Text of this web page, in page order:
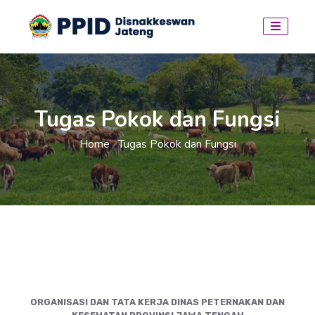
Tugas Pokok dan Fungsi
Home / Tugas Pokok dan Fungsi
ORGANISASI DAN TATA KERJA DINAS PETERNAKAN DAN